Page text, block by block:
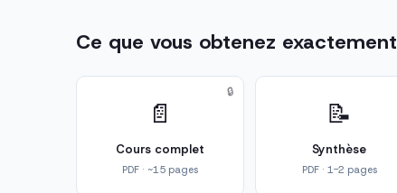
Ce que vous obtenez exactement
📄
Cours complet
PDF · ~15 pages
🔒
📝
Synthèse
PDF · 1-2 pages